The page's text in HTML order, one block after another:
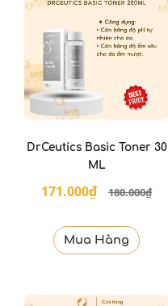
DrCeutics Basic Toner 30
ML
171.000₫ 180.000₫
Mua Hàng